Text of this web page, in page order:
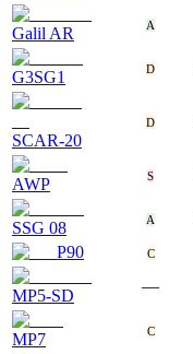
Galil AR A
G3SG1 D
SCAR-20
D
AWP S
SSG 08 A
P90
C
MP5-SD
—
MP7 C